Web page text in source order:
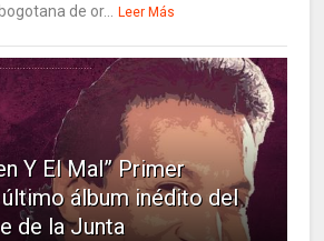
de or...
Leer Más
Y El Mal” Primer
álbum inédito del
de la Junta